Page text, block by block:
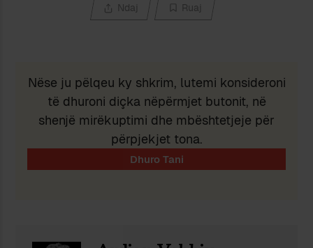
Ndaj Ruaj
Nëse ju pëlqeu ky shkrim, lutemi konsideroni
të dhuroni diçka nëpërmjet butonit, në
shenjë mirëkuptimi dhe mbështetjeje për
përpjekjet tona.